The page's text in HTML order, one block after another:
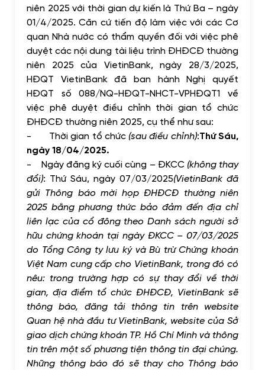
niên 2025 với thời gian dự kiến là Thứ Ba – ngày
01/4/2025. Căn cứ tiến độ làm việc với các Cơ
quan Nhà nước có thẩm quyền đối với việc phê
duyệt các nội dung tài liệu trình ĐHĐCĐ thường
niên 2025 của VietinBank, ngày 28/3/2025,
HĐQT VietinBank đã ban hành Nghị quyết
HĐQT số 088/NQ-HĐQT-NHCT-VPHĐQT1 về
việc phê duyệt điều chỉnh thời gian tổ chức
ĐHĐCĐ thường niên 2025, cụ thể như sau:
-
Thời gian tổ chức (sau điều chỉnh):Thứ Sáu,
ngày 18/04/2025.
-
Ngày đăng ký cuối cùng – ĐKCC (không thay
đổi): Thứ Sáu, ngày 07/03/2025(VietinBank đã
gửi Thông báo mời họp ĐHĐCĐ thường niên
2025 bằng phương thức bảo đảm đến địa chỉ
liên lạc của cổ đông theo Danh sách người sở
hữu chứng khoán tại ngày ĐKCC – 07/03/2025
do Tổng Công ty lưu ký và Bù trừ Chứng khoán
Việt Nam cung cấp cho VietinBank, trong đó có
nêu: trong trường hợp có sự thay đổi về thời
gian, địa điểm tổ chức ĐHĐCĐ, VietinBank sẽ
thông báo, đăng tải thông tin trên website
Quan hệ nhà đầu tư VietinBank, website của Sở
giao dịch chứng khoán TP. Hồ Chí Minh và thông
tin trên một số phương tiện thông tin đại chúng.
Những thông báo đó sẽ thay cho Thông báo